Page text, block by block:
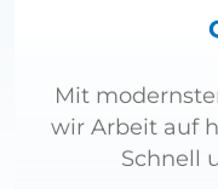
Mit
wir Arbeit auf
Schnell